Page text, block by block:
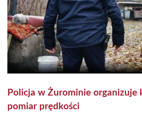
Policja w Żurominie organizuje
pomiar prędkości